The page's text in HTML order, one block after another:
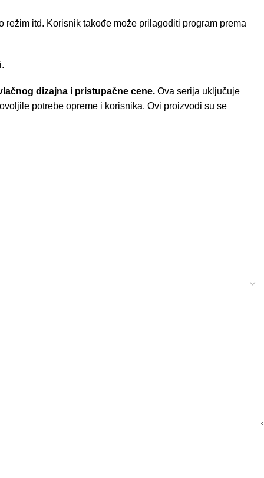
itd. Korisnik takođe može prilagoditi program prema
dizajna i pristupačne cene. Ova serija uključuje
potrebe opreme i korisnika. Ovi proizvodi su se